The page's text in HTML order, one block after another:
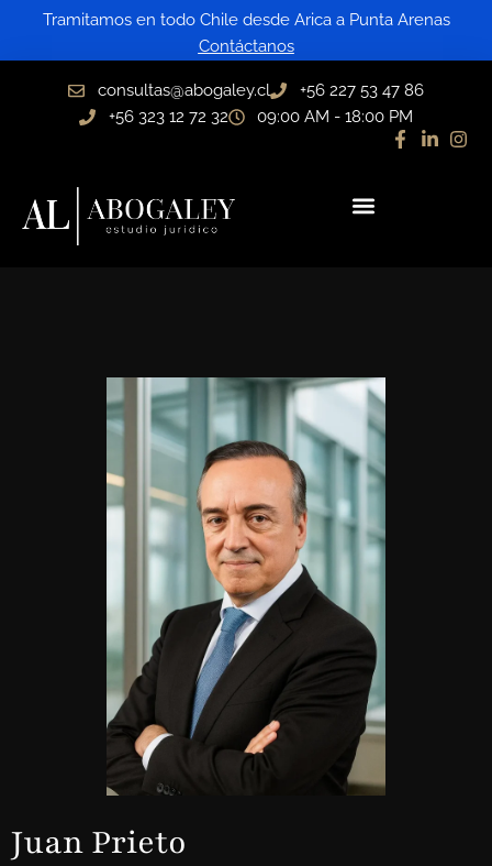
contenido
Tramitamos en todo Chile desde Arica a Punta Arenas
Contáctanos
consultas@abogaley.cl
+56 227 53 47 86
+56 323 12 72 32
09:00 AM - 18:00 PM
Juan Prieto